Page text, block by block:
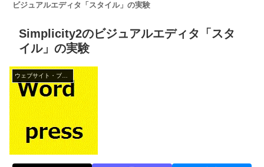
ビジュアルエディタ「スタイル」の実験
Simplicity2のビジュアルエディタ「スタ
イル」の実験
ウェブサイト・ブログ作成